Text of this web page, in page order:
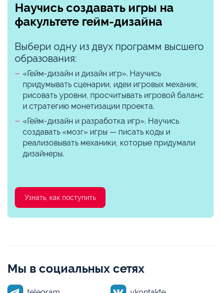
Научись создавать игры на
факультете гейм-дизайна
Выбери одну из двух программ высшего
образования:
«Гейм-дизайн и дизайн игр». Научись
придумывать сценарии, идеи игровых механик,
рисовать уровни, просчитывать игровой баланс
и стратегию монетизации проекта.
«Гейм-дизайн и разработка игр». Научись
создавать «мозг» игры — писать коды и
реализовывать механики, которые придумали
дизайнеры.
Узнать, как поступить
Мы в социальных сетях